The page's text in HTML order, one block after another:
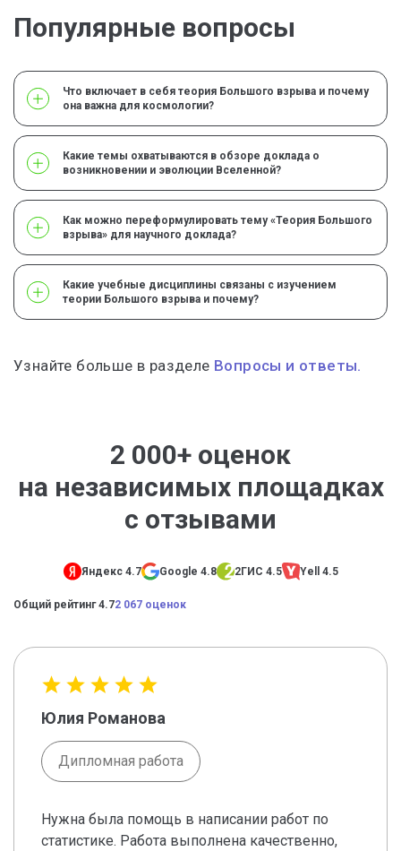
Популярные вопросы
Что включает в себя теория Большого взрыва и почему
она важна для космологии?
Какие темы охватываются в обзоре доклада о
возникновении и эволюции Вселенной?
Как можно переформулировать тему «Теория Большого
взрыва» для научного доклада?
Какие учебные дисциплины связаны с изучением
теории Большого взрыва и почему?
Узнайте больше в разделе Вопросы и ответы.
2 000+ оценок
на независимых площадках
с отзывами
Яндекс 4.7 Google 4.8 2ГИС 4.5 Yell 4.5
Общий рейтинг 4.72 067 оценок
Юлия Романова
Дипломная работа
Нужна была помощь в написании работ по
статистике. Работа выполнена качественно,